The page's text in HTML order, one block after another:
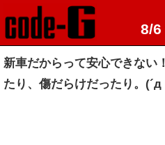
8/
新車だからって安心できない
たり、傷だらけだったり。